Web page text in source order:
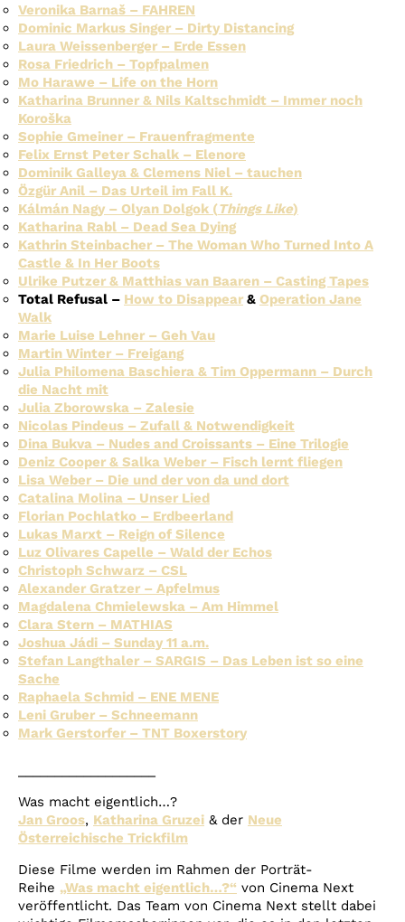
Veronika Barnaš – FAHREN
Dominic Markus Singer – Dirty Distancing
Laura Weissenberger – Erde Essen
Rosa Friedrich – Topfpalmen
Mo Harawe – Life on the Horn
Katharina Brunner & Nils Kaltschmidt – Immer noch
Koroška
Sophie Gmeiner – Frauenfragmente
Felix Ernst Peter Schalk – Elenore
Dominik Galleya & Clemens Niel – tauchen
Özgür Anil – Das Urteil im Fall K.
Kálmán Nagy – Olyan Dolgok (Things Like)
Katharina Rabl – Dead Sea Dying
Kathrin Steinbacher – The Woman Who Turned Into A
Castle & In Her Boots
Ulrike Putzer & Matthias van Baaren – Casting Tapes
Total Refusal – How to Disappear & Operation Jane
Walk
Marie Luise Lehner – Geh Vau
Martin Winter – Freigang
Julia Philomena Baschiera & Tim Oppermann – Durch
die Nacht mit
Julia Zborowska – Zalesie
Nicolas Pindeus – Zufall & Notwendigkeit
Dina Bukva – Nudes and Croissants – Eine Trilogie
Deniz Cooper & Salka Weber – Fisch lernt fliegen
Lisa Weber – Die und der von da und dort
Catalina Molina – Unser Lied
Florian Pochlatko – Erdbeerland
Lukas Marxt – Reign of Silence
Luz Olivares Capelle – Wald der Echos
Christoph Schwarz – CSL
Alexander Gratzer – Apfelmus
Magdalena Chmielewska – Am Himmel
Clara Stern – MATHIAS
Joshua Jádi – Sunday 11 a.m.
Stefan Langthaler – SARGIS – Das Leben ist so eine
Sache
Raphaela Schmid – ENE MENE
Leni Gruber – Schneemann
Mark Gerstorfer – TNT Boxerstory
Was macht eigentlich…?
Jan Groos, Katharina Gruzei & der Neue
Österreichische Trickfilm
Diese Filme werden im Rahmen der Porträt-
Reihe „Was macht eigentlich…?“ von Cinema Next
veröffentlicht. Das Team von Cinema Next stellt dabei